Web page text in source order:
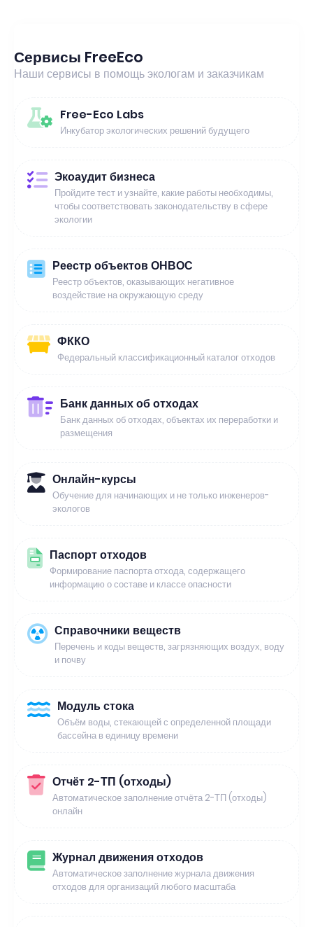
Сервисы FreeEco
Наши сервисы в помощь экологам и заказчикам
Free-Eco Labs
Инкубатор экологических решений будущего
Экоаудит бизнеса
Пройдите тест и узнайте, какие работы необходимы,
чтобы соответствовать законодательству в сфере
экологии
Реестр объектов ОНВОС
Реестр объектов, оказывающих негативное
воздействие на окружающую среду
ФККО
Федеральный классификационный каталог отходов
Банк данных об отходах
Банк данных об отходах, объектах их переработки и
размещения
Онлайн-курсы
Обучение для начинающих и не только инженеров-
экологов
Паспорт отходов
Формирование паспорта отхода, содержащего
информацию о составе и классе опасности
Справочники веществ
Перечень и коды веществ, загрязняющих воздух, воду
и почву
Модуль стока
Объём воды, стекающей с определенной площади
бассейна в единицу времени
Отчёт 2-ТП (отходы)
Автоматическое заполнение отчёта 2-ТП (отходы)
онлайн
Журнал движения отходов
Автоматическое заполнение журнала движения
отходов для организаций любого масштаба